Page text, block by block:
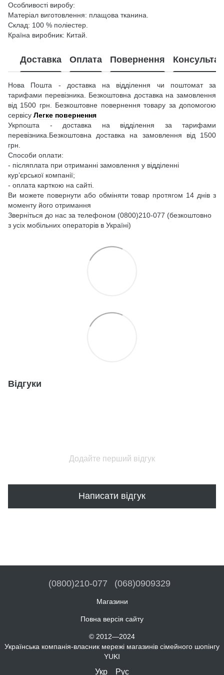
Особливості виробу:
Матеріал виготовлення: плащова тканина.
Склад: 100 % поліестер.
Країна виробник: Китай.
Доставка Оплата Повернення
Нова Пошта - доставка на відділення чи поштомат за
тарифами перевізника. Безкоштовна доставка на замовлення
від 1500 грн. Безкоштовне повернення товару за допомогою
сервісу Легке повернення
Укрпошта - доставка на відділення за тарифами
перевізника.Безкоштовна доставка на замовлення від 1500
грн.
Способи оплати:
- післяплата при отриманні замовлення у відділенні
кур’єрської компанії;
- оплата карткою на сайті.
Ви можете повернути або обміняти товар протягом 14 днів з
моменту його отримання
Зверніться до нас за телефоном (0800)210-077 (безкоштовно
з усіх мобільних операторів в Україні)
Відгуки
Додайте перший відгук
Написати відгук
(0800)210-077 (068)0909329
Магазини
Повна версія сайту
© 2012—2024
Українська компанія-власник мережі магазинів сімейного шопінгу
YUKI
Укр Рус